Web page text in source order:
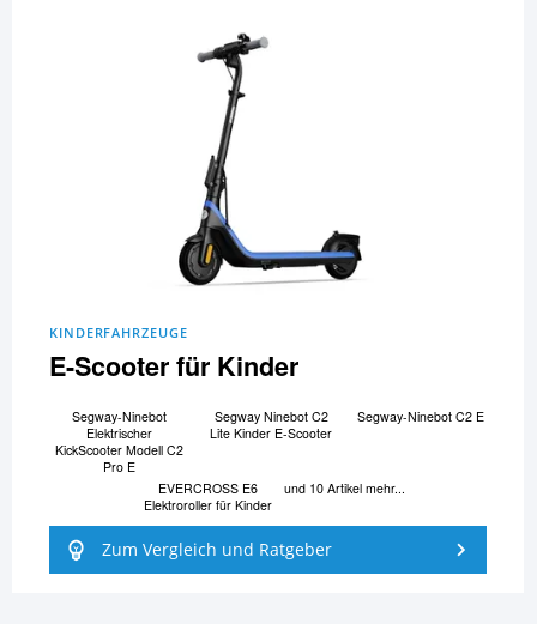
KINDERFAHRZEUGE
E-Scooter für Kinder
Segway-Ninebot
Elektrischer
KickScooter Modell C2
Pro E
Segway Ninebot C2
Lite Kinder E-Scooter
Segway-Ninebot C2 E
EVERCROSS E6
Elektroroller für Kinder
und 10 Artikel mehr...
Zum Vergleich und Ratgeber